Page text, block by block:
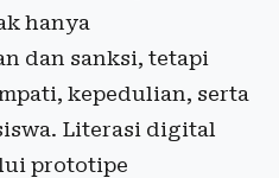
hanya
dan sanksi, tetapi
kepedulian, serta
Literasi digital
prototipe